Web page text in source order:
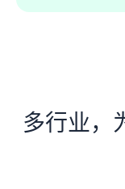
多行业，